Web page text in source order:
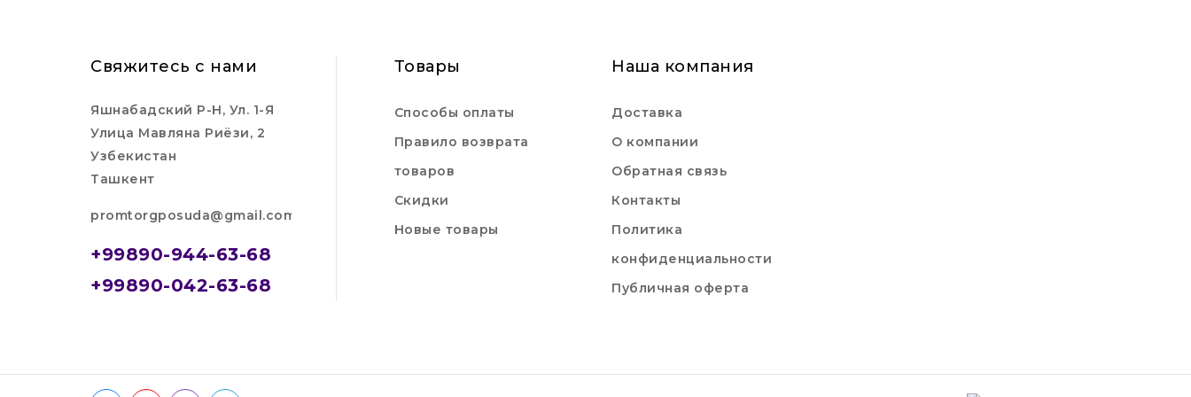
Свяжитесь с нами
Яшнабадский Р-Н, Ул. 1-Я
Улица Мавляна Риёзи, 2
Узбекистан
Ташкент
promtorgposuda@gmail.com
+99890-944-63-68
+99890-042-63-68
Товары
Способы оплаты
Правило возврата
товаров
Скидки
Новые товары
Наша компания
Доставка
О компании
Обратная связь
Контакты
Политика
конфиденциальности
Публичная оферта